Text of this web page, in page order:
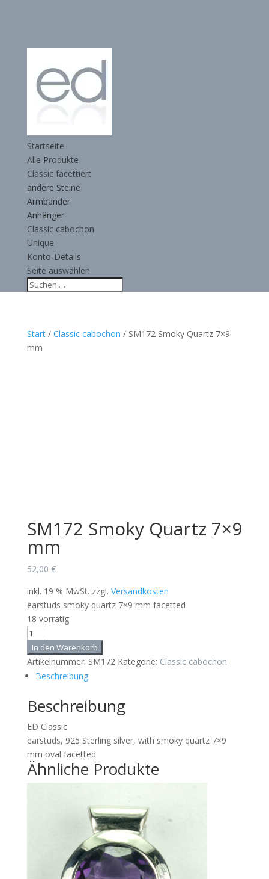
Startseite
Alle Produkte
Classic facettiert
andere Steine
Armbänder
Anhänger
Classic cabochon
Unique
Konto-Details
Seite auswählen
Start/ Classic cabochon / SM172 Smoky Quartz 7×9
mm
SM172 Smoky Quartz 7×9
mm
52,00 €
inkl. 19 % MwSt. zzgl. Versandkosten
earstuds smoky quartz 7×9 mm facetted
18 vorrätig
SM172
Smoky
Quartz
7x9
Menge
In den Warenkorb
Artikelnummer: SM172 Kategorie: Classic cabochon
Beschreibung
Beschreibung
ED Classic
earstuds, 925 Sterling silver, with smoky quartz 7×9
mm oval facetted
Ähnliche Produkte